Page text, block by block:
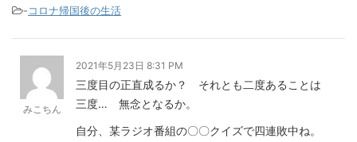
-コロナ帰国後の生活
みこちん
2021年5月23日 8:31 PM
三度目の正直成るか？ それとも二度あることは
三度… 無念となるか。
自分、某ラジオ番組の〇〇クイズで四連敗中ね。